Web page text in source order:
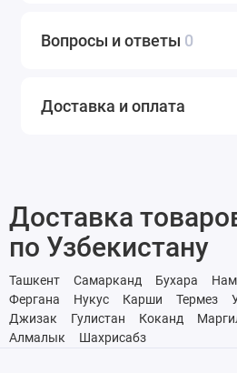
Вопросы и ответы 0
Доставка и оплата
Доставка
по Узбекистану
Ташкент Самарканд Бухара
Фергана
Нукус Карши Термез
Джизак
Гулистан Коканд
Алмалык
Шахрисабз